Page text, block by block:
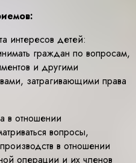
интересов детей:
граждан по вопросам,
и другими
затрагивающими права
в отношении
вопросы,
в отношении
операции и их членов